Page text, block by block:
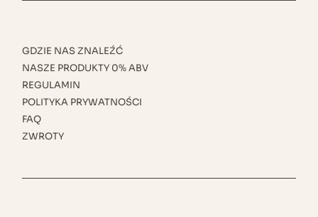
GDZIE NAS ZNALEŹĆ
NASZE PRODUKTY 0% ABV
REGULAMIN
POLITYKA PRYWATNOŚCI
FAQ
ZWROTY